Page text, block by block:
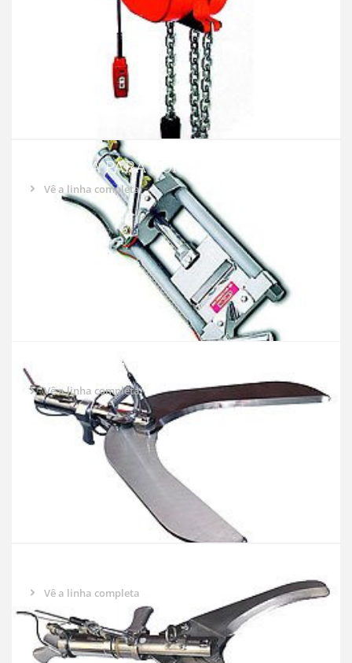
TESOURA PARA CORTE DE CHIFRE
Vê a linha completa
TESOURA DE CABEÇA BOVINA
Vê a linha completa
Vê a linha completa